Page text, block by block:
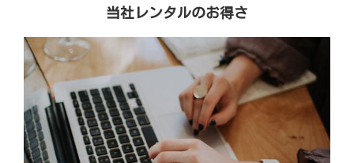
当社レンタルのお得さ